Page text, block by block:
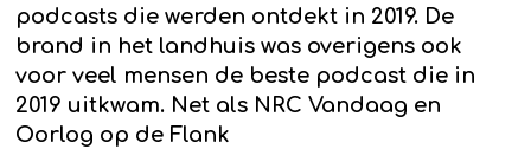
podcasts die werden ontdekt in 2019. De
brand in het landhuis was overigens ook
voor veel mensen de beste podcast die in
2019 uitkwam. Net als NRC Vandaag en
Oorlog op de Flank